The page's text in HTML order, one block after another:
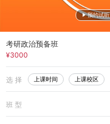
预约试听
考研政治预备班
¥3000
选 择 上课时间 上课校区
班 型